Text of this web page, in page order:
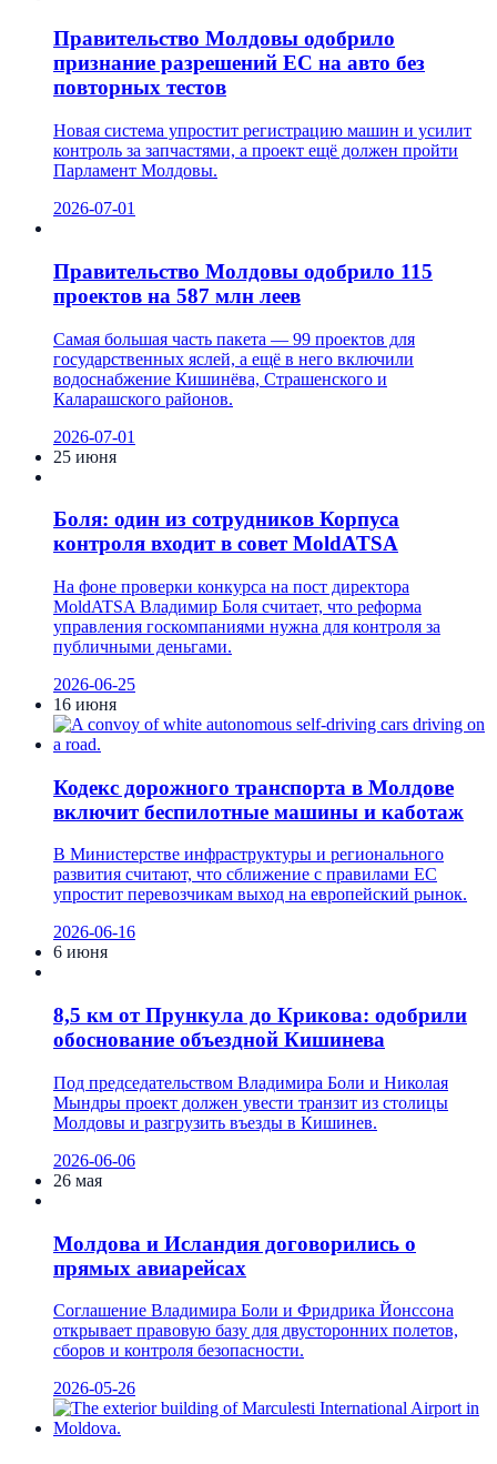
Правительство Молдовы одобрило
признание разрешений ЕС на авто без
повторных тестов
Новая система упростит регистрацию машин и усилит
контроль за запчастями, а проект ещё должен пройти
Парламент Молдовы.
2026-07-01
Правительство Молдовы одобрило 115
проектов на 587 млн леев
Самая большая часть пакета — 99 проектов для
государственных яслей, а ещё в него включили
водоснабжение Кишинёва, Страшенского и
Каларашского районов.
2026-07-01
25 июня
Боля: один из сотрудников Корпуса
контроля входит в совет MoldATSA
На фоне проверки конкурса на пост директора
MoldATSA Владимир Боля считает, что реформа
управления госкомпаниями нужна для контроля за
публичными деньгами.
2026-06-25
16 июня
Кодекс дорожного транспорта в Молдове
включит беспилотные машины и каботаж
В Министерстве инфраструктуры и регионального
развития считают, что сближение с правилами ЕС
упростит перевозчикам выход на европейский рынок.
2026-06-16
6 июня
8,5 км от Прункула до Крикова: одобрили
обоснование объездной Кишинева
Под председательством Владимира Боли и Николая
Мындры проект должен увести транзит из столицы
Молдовы и разгрузить въезды в Кишинев.
2026-06-06
26 мая
Молдова и Исландия договорились о
прямых авиарейсах
Соглашение Владимира Боли и Фридрика Йонссона
открывает правовую базу для двусторонних полетов,
сборов и контроля безопасности.
2026-05-26